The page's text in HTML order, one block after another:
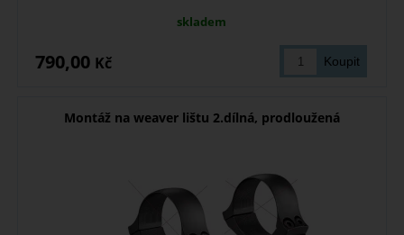
skladem
790,00 Kč
Montáž na weaver lištu 2.dílná, prodloužená